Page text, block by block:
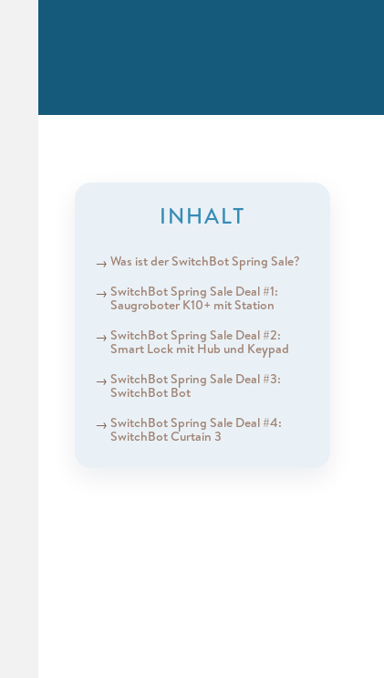
INHALT
Was ist der SwitchBot Spring Sale?
SwitchBot Spring Sale Deal #1:
Saugroboter K10+ mit Station
SwitchBot Spring Sale Deal #2:
Smart Lock mit Hub und Keypad
SwitchBot Spring Sale Deal #3:
SwitchBot Bot
SwitchBot Spring Sale Deal #4:
SwitchBot Curtain 3